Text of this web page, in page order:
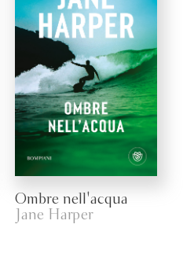
Ombre nell'acqua
Jane Harper